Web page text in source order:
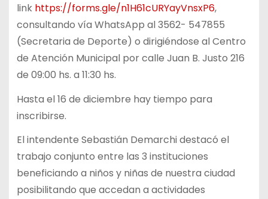
link https://forms.gle/n1H61cURYayVnsxP6,
consultando vía WhatsApp al 3562- 547855
(Secretaria de Deporte) o dirigiéndose al Centro
de Atención Municipal por calle Juan B. Justo 216
de 09:00 hs. a 11:30 hs.
Hasta el 16 de diciembre hay tiempo para
inscribirse.
El intendente Sebastián Demarchi destacó el
trabajo conjunto entre las 3 instituciones
beneficiando a niños y niñas de nuestra ciudad
posibilitando que accedan a actividades